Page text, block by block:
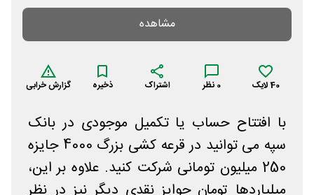
مشاهده
40 لایک 0 نظر اشتراک ذخیره گزارش خرابی
با افتتاح حساب یا تکمیل موجودی در بانک
سپه می توانید در قرعه کشی بزرگ 4000 جایزه
250 میلیون تومانی شرکت کنید. علاوه بر این،
میلیاردها تومان جوایز نقدی دیگر نیز در نظر